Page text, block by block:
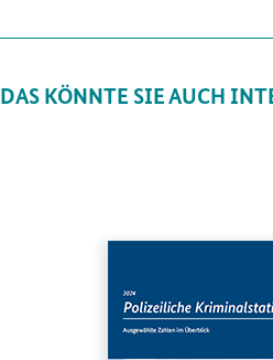
DAS KÖNNTE SIE AUCH